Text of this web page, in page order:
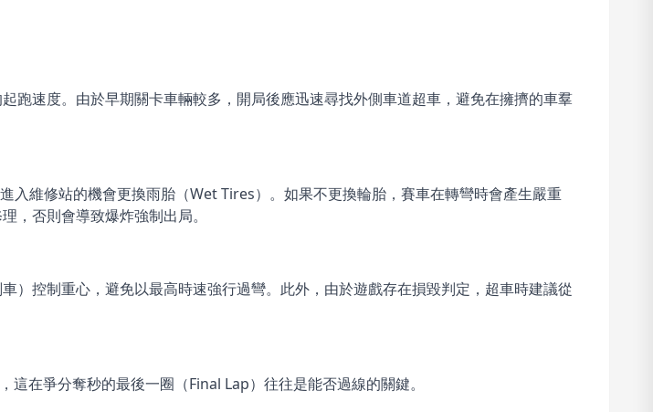
跑速度。由於早期關卡車輛較多，開局後應迅速尋找外側車道超車，避免在擁擠的車羣
入維修站的機會更換雨胎（Wet Tires）。如果不更換輪胎，賽車在轉彎時會產生嚴重
，否則會導致爆炸強制出局。
）控制重心，避免以最高時速強行過彎。此外，由於遊戲存在損毀判定，超車時建議從
在爭分奪秒的最後一圈（Final Lap）往往是能否過線的關鍵。